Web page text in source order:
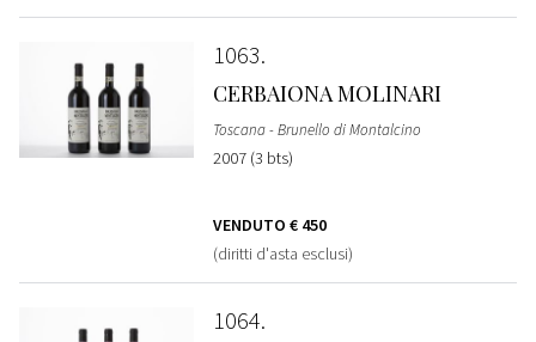
1063
CERBAIONA MOLINARI
Toscana - Brunello di Montalcino
2007 (3 bts)
VENDUTO € 450
(diritti d'asta esclusi)
1064